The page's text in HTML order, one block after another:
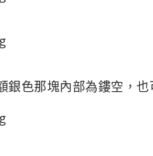
銀色那塊內部為鏤空，也